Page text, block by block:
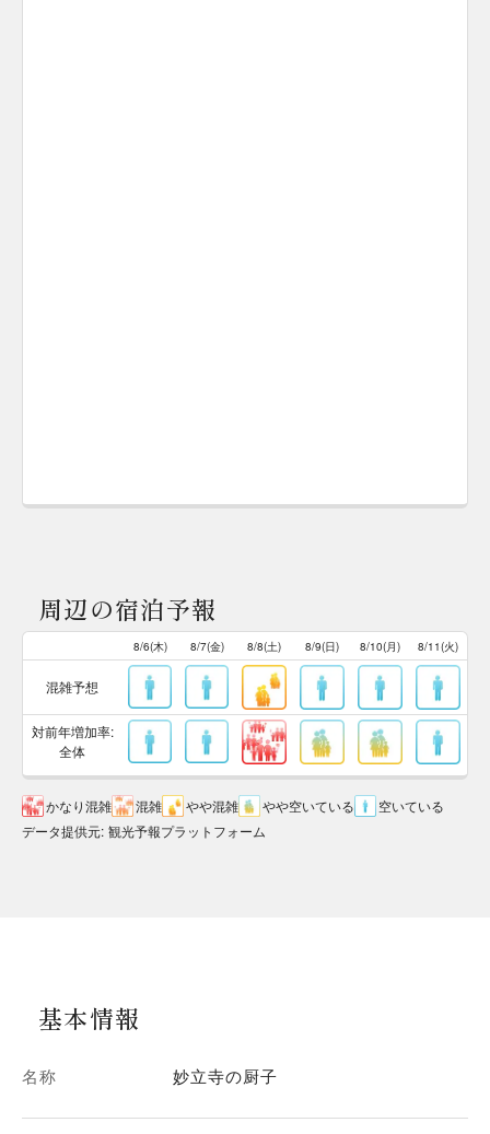
周辺の宿泊予報
8/6(木) 8/7(金) 8/8(土) 8/9(日) 8/10(月) 8/11(火)
混雑予想
対前年増加率:
全体
かなり混雑 混雑 やや混雑 やや空いている
空いている
データ提供元: 観光予報プラットフォーム
基本情報
名称 妙立寺の厨子